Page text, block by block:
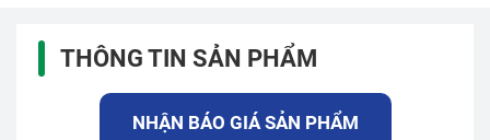
THÔNG TIN SẢN PHẨM
NHẬN BÁO GIÁ SẢN PHẨM